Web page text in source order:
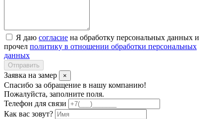
Я даю согласие на обработку персональных данных и
прочел политику в отношении обработки персональных
данных
Отправить
Заявка на замер ×
Спасибо за обращение в нашу компанию!
Пожалуйста, заполните поля.
Телефон для связи
Как вас зовут?